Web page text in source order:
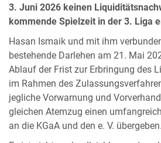
3. Juni 2026 keinen
kommende Spielzeit in der 3. Liga
Hasan Ismaik und mit ihm
bestehende Darlehen am 21. Mai
Ablauf der Frist zur Erbringung des
im Rahmen des
jegliche Vorwarnung und
gleichen Atemzug einen
an die KGaA und den e. V. übergeben.